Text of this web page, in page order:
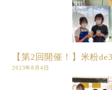
【第2回開催！】米粉
2023年8月4日